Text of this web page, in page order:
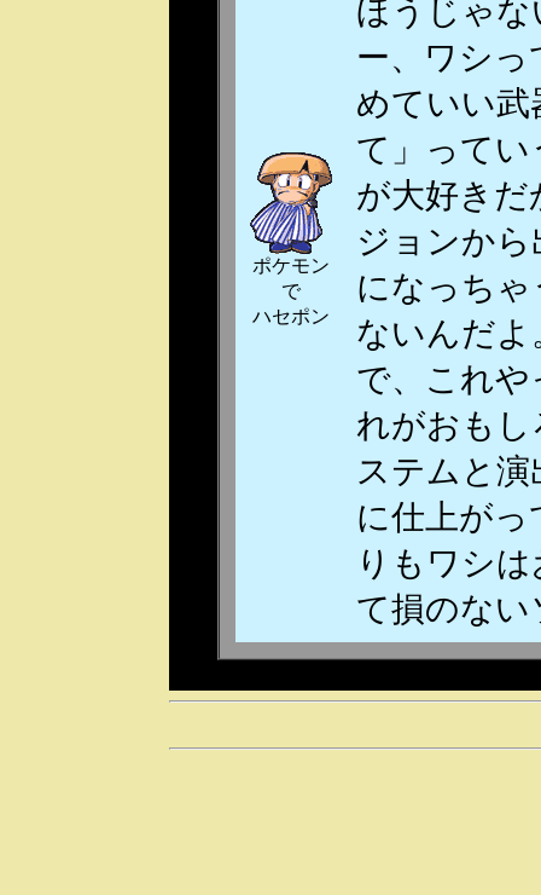
ポケモン
で
ハセポン
ほうじゃ
ー、ワシ
めていい武
て」ってい
が大好き
ジョンか
になっち
ないんだよ
で、これ
れがおも
ステムと
に仕上がっ
りもワシ
て損のな